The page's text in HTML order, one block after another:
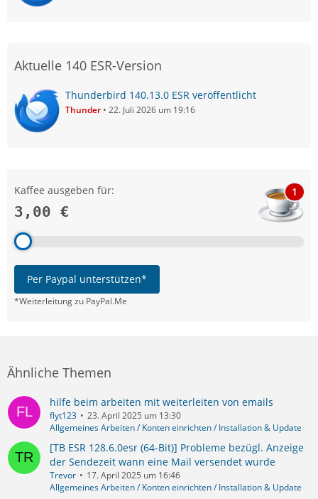
Aktuelle 140 ESR-Version
Thunderbird 140.13.0 ESR veröffentlicht
Thunder 22. Juli 2026 um 19:16
Kaffee ausgeben für:
3,00 €
1
Per Paypal unterstützen*
*Weiterleitung zu PayPal.Me
Ähnliche Themen
hilfe beim arbeiten mit weiterleiten von emails
flyt123
23. April 2025 um 13:30
Allgemeines Arbeiten / Konten einrichten / Installation & Update
[TB ESR 128.6.0esr (64-Bit)] Probleme bezügl. Anzeige
der Sendezeit wann eine Mail versendet wurde
Trevor
17. April 2025 um 16:46
Allgemeines Arbeiten / Konten einrichten / Installation & Update